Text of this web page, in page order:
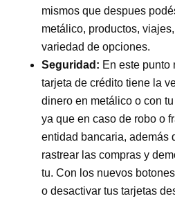
mismos que despues
metálico, productos,
variedad de opciones.
Seguridad: En este punto
tarjeta de crédito tiene la
dinero en metálico o con
ya que en caso de robo o
entidad bancaria, además
rastrear las compras y
tu. Con los nuevos
o desactivar tus tarjetas